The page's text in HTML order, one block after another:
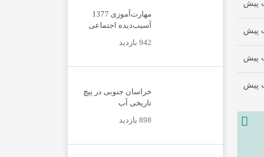
مهارت‌آموزی 1377
آسیب‌دیده اجتماعی
942 بازدید
خراسان جنوبی در پیچ
تاریخی آب
898 بازدید